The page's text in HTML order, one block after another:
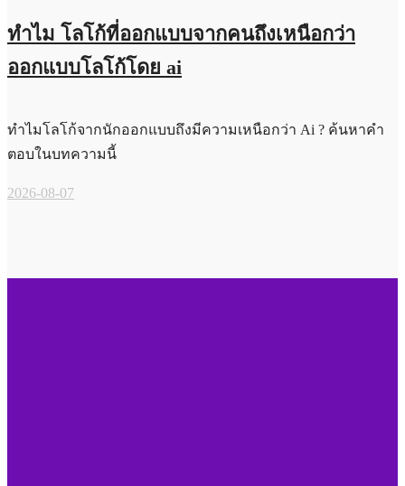
ทำไม โลโก้ที่ออกแบบจากคนถึงเหนือกว่า
ออกแบบโลโก้โดย ai
ทำไมโลโก้จากนักออกแบบถึงมีความเหนือกว่า Ai ? ค้นหาคำ
ตอบในบทความนี้
2026-08-07